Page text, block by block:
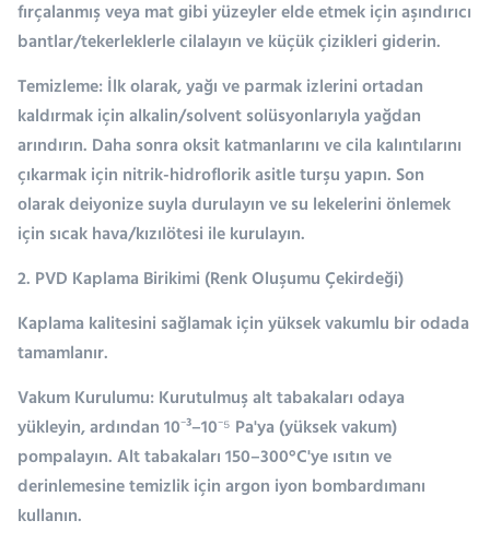
fırçalanmış veya mat gibi yüzeyler elde etmek için aşındırıcı
bantlar/tekerleklerle cilalayın ve küçük çizikleri giderin.
Temizleme: İlk olarak, yağı ve parmak izlerini ortadan
kaldırmak için alkalin/solvent solüsyonlarıyla yağdan
arındırın. Daha sonra oksit katmanlarını ve cila kalıntılarını
çıkarmak için nitrik-hidroflorik asitle turşu yapın. Son
olarak deiyonize suyla durulayın ve su lekelerini önlemek
için sıcak hava/kızılötesi ile kurulayın.
2. PVD Kaplama Birikimi (Renk Oluşumu Çekirdeği)
Kaplama kalitesini sağlamak için yüksek vakumlu bir odada
tamamlanır.
Vakum Kurulumu: Kurutulmuş alt tabakaları odaya
yükleyin, ardından 10⁻³–10⁻⁵ Pa'ya (yüksek vakum)
pompalayın. Alt tabakaları 150–300°C'ye ısıtın ve
derinlemesine temizlik için argon iyon bombardımanı
kullanın.